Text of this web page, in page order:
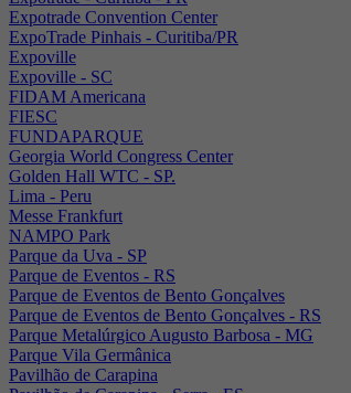
Expotrade Convention Center
ExpoTrade Pinhais - Curitiba/PR
Expoville
Expoville - SC
FIDAM Americana
FIESC
FUNDAPARQUE
Georgia World Congress Center
Golden Hall WTC - SP.
Lima - Peru
Messe Frankfurt
NAMPO Park
Parque da Uva - SP
Parque de Eventos - RS
Parque de Eventos de Bento Gonçalves
Parque de Eventos de Bento Gonçalves - RS
Parque Metalúrgico Augusto Barbosa - MG
Parque Vila Germânica
Pavilhão de Carapina